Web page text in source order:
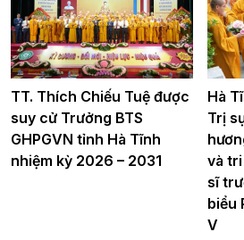
TT. Thích Chiếu Tuệ được
suy cử Trưởng BTS
GHPGVN tỉnh Hà Tĩnh
nhiệm kỳ 2026 – 2031
Hà
Trị
và
sĩ
biểu
V